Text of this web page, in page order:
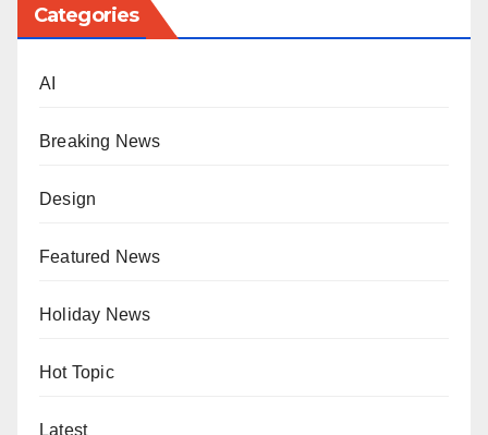
Categories
AI
Breaking News
Design
Featured News
Holiday News
Hot Topic
Latest